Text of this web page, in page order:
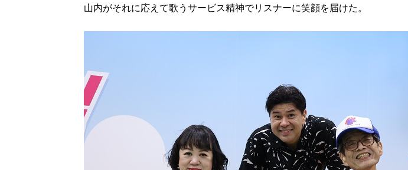
山内がそれに応えて歌うサービス精神でリスナーに笑顔を届けた。